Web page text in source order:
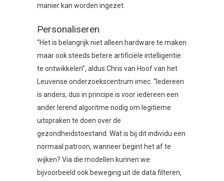
manier kan worden ingezet.
Personaliseren
“Het is belangrijk niet alleen hardware te maken
maar ook steeds betere artificiële intelligentie
te ontwikkelen”, aldus Chris van Hoof van het
Leuvense onderzoekscentrum imec. “Iedereen
is anders, dus in principe is voor iedereen een
ander lerend algoritme nodig om legitieme
uitspraken te doen over de
gezondheidstoestand. Wat is bij dit individu een
normaal patroon, wanneer begint het af te
wijken? Via die modellen kunnen we
bijvoorbeeld ook beweging uit de data filteren,